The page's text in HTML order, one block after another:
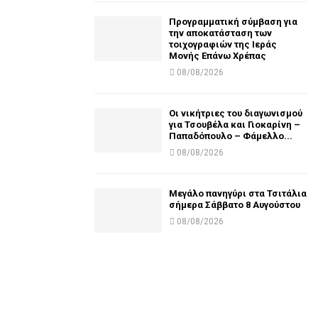
Προγραμματική σύμβαση για
την αποκατάσταση των
τοιχογραφιών της Ιεράς
Μονής Επάνω Χρέπας
08/08/2026
Οι νικήτριες του διαγωνισμού
για Τσουβέλα και Γιοκαρίνη –
Παπαδόπουλο – Φάμελλο...
08/08/2026
Μεγάλο πανηγύρι στα Τσιτάλια
σήμερα Σάββατο 8 Αυγούστου
08/08/2026